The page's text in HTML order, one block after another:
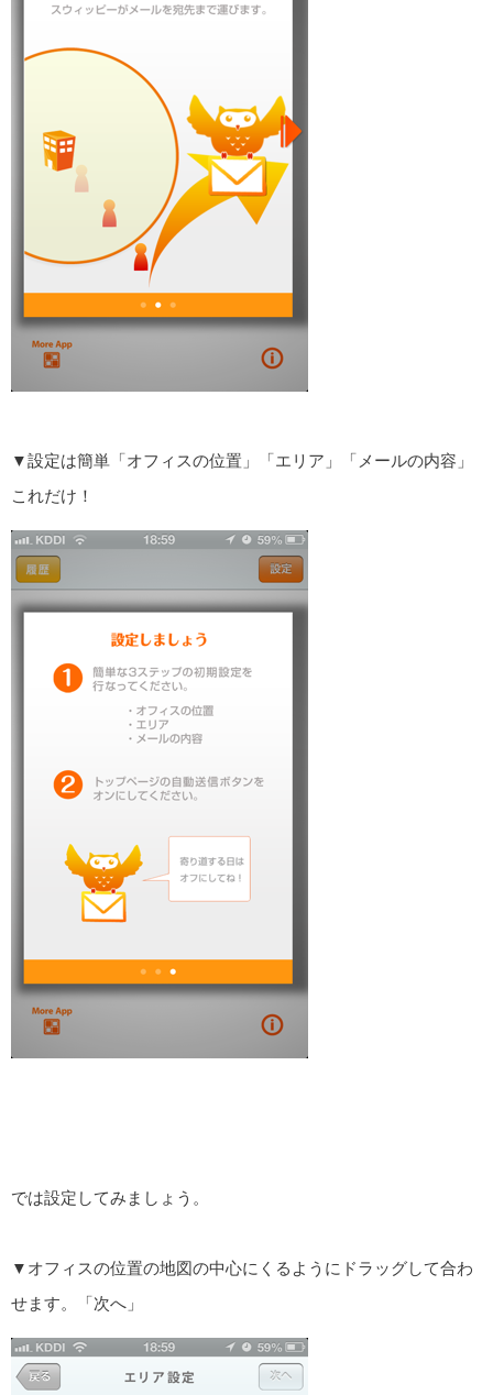
▼設定は簡単「オフィスの位置」「エリア」「メールの内容」
これだけ！
では設定してみましょう。
▼オフィスの位置の地図の中心にくるようにドラッグして合わ
せます。「次へ」